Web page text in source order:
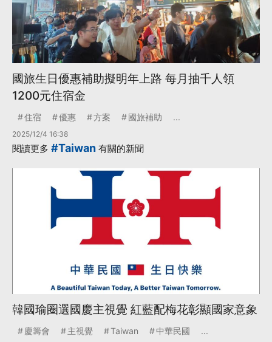
國旅生日優惠補助擬明年上路 每月抽千人領
1200元住宿金
住宿 優惠 方案 國旅補助 ...
2025/12/4 16:38
閱讀更多 #Taiwan 有關的新聞
韓國瑜圈選國慶主視覺 紅藍配梅花彰顯國家意象
慶籌會 主視覺 Taiwan 中華民國 ...